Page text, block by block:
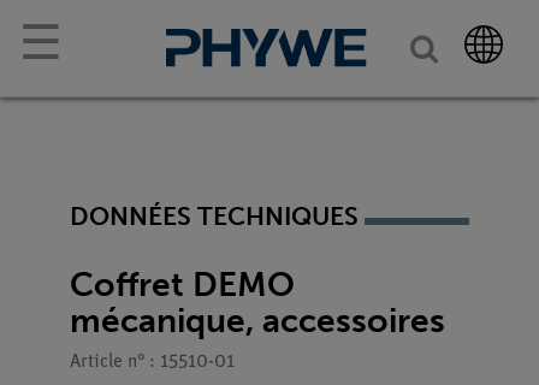
☰
DONNÉES TECHNIQUES
Coffret DEMO
mécanique, accessoires
Article n° : 15510-01